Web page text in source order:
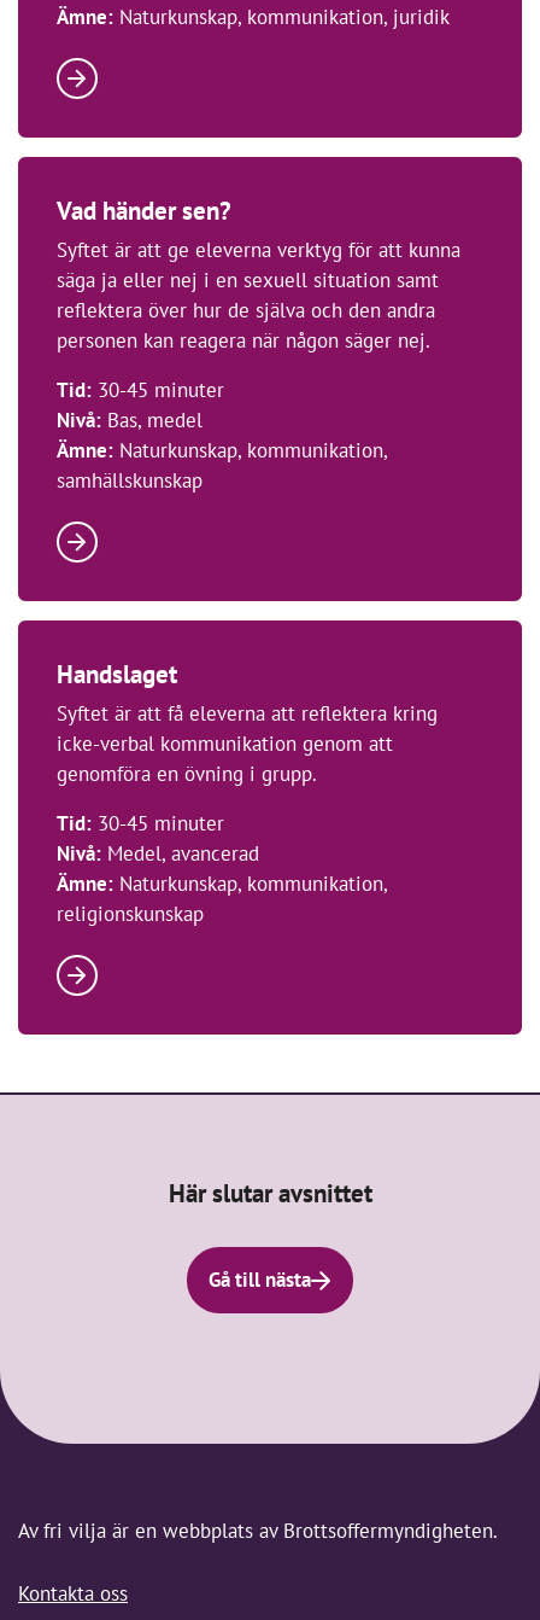
Ämne: Naturkunskap, kommunikation, juridik
Vad händer sen?
Syftet är att ge eleverna verktyg för att kunna
säga ja eller nej i en sexuell situation samt
reflektera över hur de själva och den andra
personen kan reagera när någon säger nej.
Tid: 30-45 minuter
Nivå: Bas, medel
Ämne: Naturkunskap, kommunikation,
samhällskunskap
Handslaget
Syftet är att få eleverna att reflektera kring
icke-verbal kommunikation genom att
genomföra en övning i grupp.
Tid: 30-45 minuter
Nivå: Medel, avancerad
Ämne: Naturkunskap, kommunikation,
religionskunskap
Här slutar avsnittet
Gå till nästa
Av fri vilja är en webbplats av Brottsoffermyndigheten.
Kontakta oss